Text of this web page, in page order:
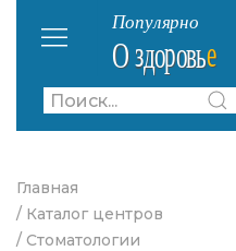
Главная
/ Каталог центров
/ Стоматологии